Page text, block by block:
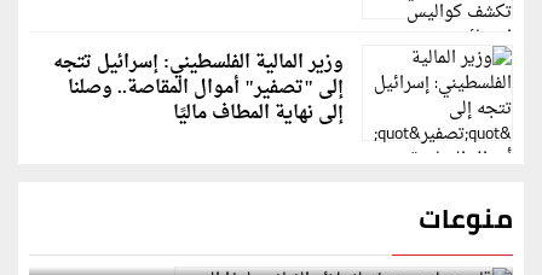
وزير المالية الفلسطيني: إسرائيل تتجه
إلى "تصفير" أموال المقاصة.. وصلنا
إلى نهاية المطاف ماليًا
منوعات
قاسم ملحو يعتذر لزملائه الفنانين لهذا السبب